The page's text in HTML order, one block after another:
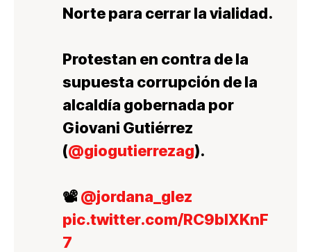
Norte para cerrar la vialidad.
Protestan en contra de la
supuesta corrupción de la
alcaldía gobernada por
Giovani Gutiérrez
(@giogutierrezag).
📽️@jordana_glez
pic.twitter.com/RC9bIXKnF
7